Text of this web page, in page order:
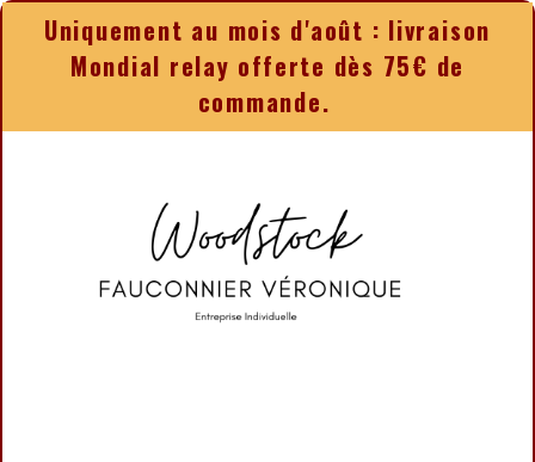
Uniquement au mois d'août : livraison
Mondial relay offerte dès 75€ de
commande.
Panneau de gestion des cookies